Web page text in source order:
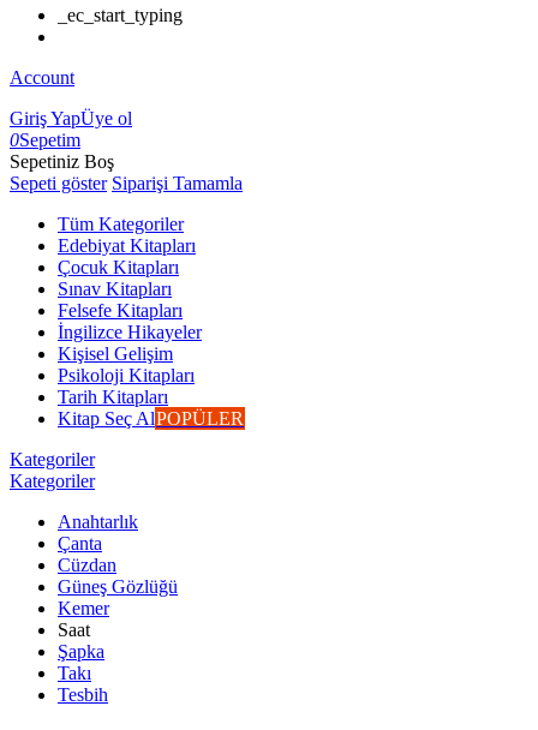
_ec_start_typing
Account
Giriş YapÜye ol
0Sepetim
Sepetiniz Boş
Sepeti göster Siparişi Tamamla
Tüm Kategoriler
Edebiyat Kitapları
Çocuk Kitapları
Sınav Kitapları
Felsefe Kitapları
İngilizce Hikayeler
Kişisel Gelişim
Psikoloji Kitapları
Tarih Kitapları
Kitap Seç AlPOPÜLER
Kategoriler
Kategoriler
Anahtarlık
Çanta
Cüzdan
Güneş Gözlüğü
Kemer
Saat
Şapka
Takı
Tesbih